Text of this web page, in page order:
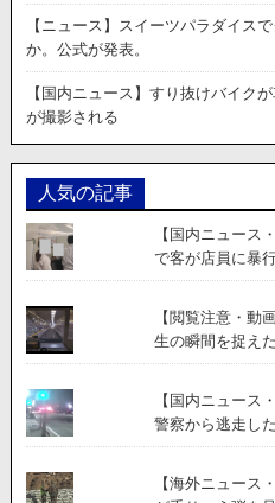
【ニュース】スイーツパラダイス
か。公式が発表。
【国内ニュース】すり抜けバイク
が撮影される
人気の記事
【国内ニュース
で客が店員に暴
【閲覧注意・動
生の瞬間を捉え
【国内ニュース
警察から逃走し
【海外ニュース